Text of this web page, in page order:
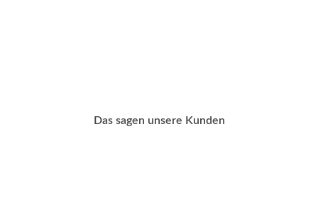
Das sagen unsere Kunden